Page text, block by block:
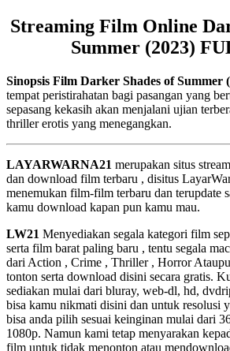
Streaming Film Online
Summer (2023)
Sinopsis Film Darker Shades of Summer
tempat peristirahatan bagi pasangan yang
sepasang kekasih akan menjalani ujian
thriller erotis yang menegangkan.
LAYARWARNA21 merupakan situs
dan download film terbaru , disitus
menemukan film-film terbaru dan terupdate
kamu download kapan pun kamu mau.
LW21 Menyediakan segala kategori film
serta film barat paling baru , tentu segala
dari Action , Crime , Thriller , Horror
tonton serta download disini secara gratis.
sediakan mulai dari bluray, web-dl, hd,
bisa kamu nikmati disini dan untuk resolusi
bisa anda pilih sesuai keinginan mulai dari
1080p. Namun kami tetap menyarakan
film untuk tidak menonton atau